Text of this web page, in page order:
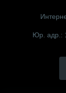
Юр. адр.: